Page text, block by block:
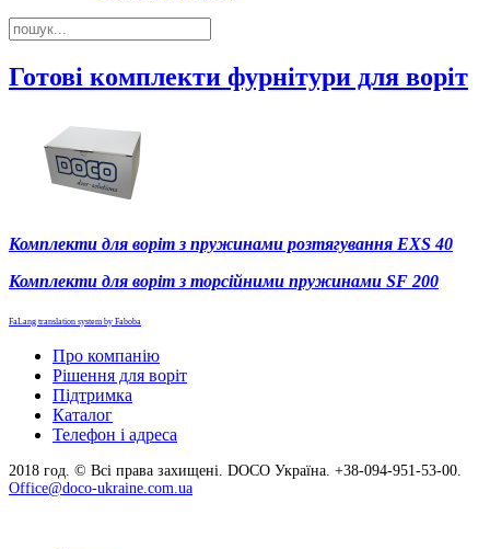
Готові комплекти фурнітури для воріт
Комплекти для воріт з пружинами розтягування EXS 40
Комплекти для воріт з торсійними пружинами SF 200
FaLang translation system by Faboba
Про компанію
Рішення для воріт
Підтримка
Каталог
Телефон і адреса
2018 год. © Всі права захищені. DOCO Україна. +38-094-951-53-00.
Office@doco-ukraine.com.ua